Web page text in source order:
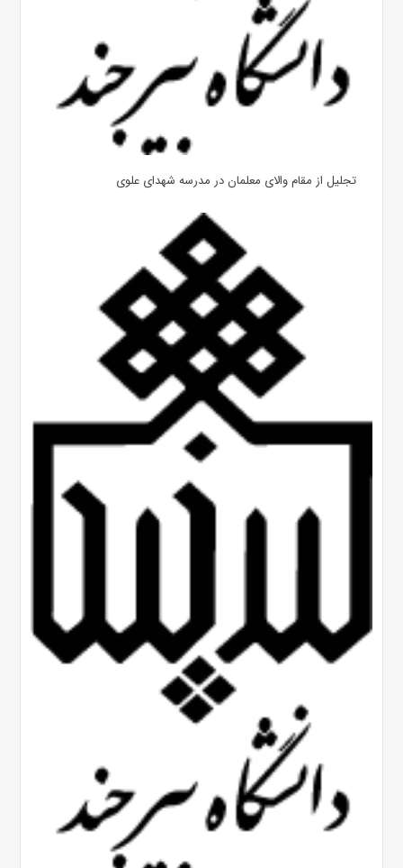
تجلیل از مقام والای معلمان در مدرسه شهدای علوی